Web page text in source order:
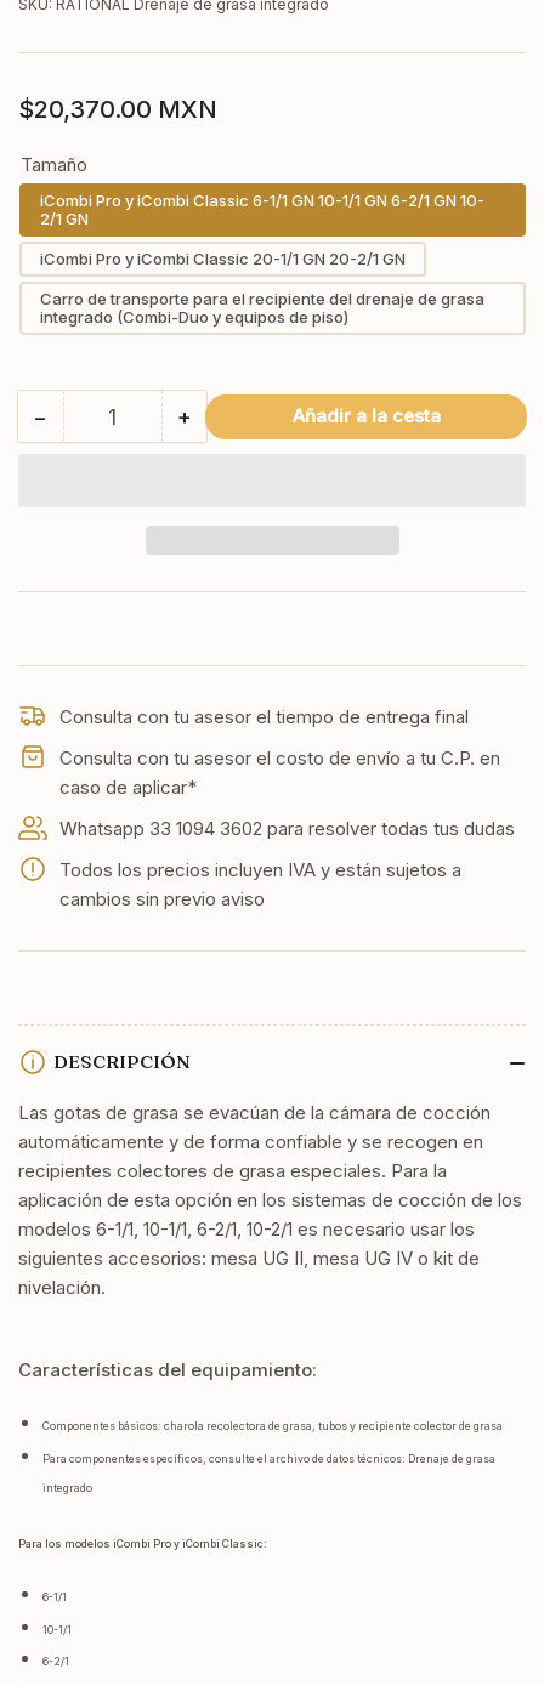
SKU: RATIONAL Drenaje de grasa integrado
Precio
regular
$20,370.00 MXN
Tamaño
iCombi Pro y iCombi Classic 6-1/1 GN 10-1/1 GN 6-2/1 GN 10-
2/1 GN
iCombi Pro y iCombi Classic 20-1/1 GN 20-2/1 GN
Carro de transporte para el recipiente del drenaje de grasa
integrado (Combi-Duo y equipos de piso)
−Reducir
Cantidad +Aumentar
Drenaje
de
Añadir a la cesta
Consulta con tu asesor el tiempo de entrega final
Consulta con tu asesor el costo de envío a tu C.P. en
caso de aplicar*
Whatsapp 33 1094 3602 para resolver todas tus dudas
Todos los precios incluyen IVA y están sujetos a
cambios sin previo aviso
DESCRIPCIÓN
Las gotas de grasa se evacúan de la cámara de cocción
automáticamente y de forma confiable y se recogen en
recipientes colectores de grasa especiales. Para la
aplicación de esta opción en los sistemas de cocción de los
modelos 6-1/1, 10-1/1, 6-2/1, 10-2/1 es necesario usar los
siguientes accesorios: mesa UG II, mesa UG IV o kit de
nivelación.
Características del equipamiento:
Componentes básicos: charola recolectora de grasa, tubos y recipiente colector de grasa
Para componentes específicos, consulte el archivo de datos técnicos: Drenaje de grasa
integrado
Para los modelos iCombi Pro y iCombi Classic:
6-1/1
10-1/1
6-2/1